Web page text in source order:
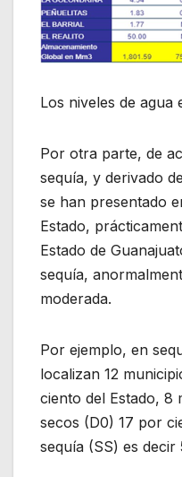
Los niveles de agua
Por otra parte, de
sequía, y derivado
se han presentado
Estado,
Estado de
sequía,
moderada.
Por ejemplo, en
localizan 12
ciento del Estado, 8
secos (D0) 17 por
sequía (SS) es